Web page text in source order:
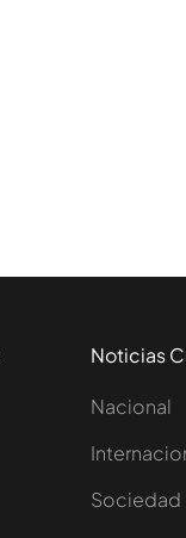
Noticias
Nacional
Sociedad